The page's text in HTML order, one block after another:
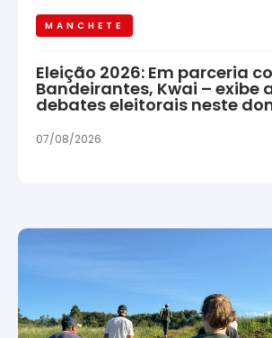
MANCHETE
Eleição 2026: Em parceria
Bandeirantes, Kwai – exibe
debates eleitorais neste
07/08/2026